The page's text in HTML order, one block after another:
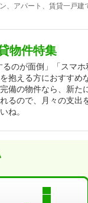
、アパート、賃貸一戸
物件特集
るのが面倒」「スマ
抱える方におすすめ
備の物件なら、新た
るので、月々の支出
ね。